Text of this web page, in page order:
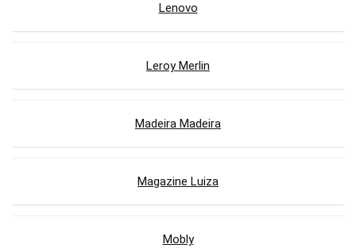
Lenovo
Leroy Merlin
Madeira Madeira
Magazine Luiza
Mobly